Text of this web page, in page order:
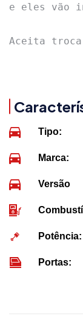
e eles vão
Aceita
Tipo:
Marca:
Versão
Potência:
Portas: